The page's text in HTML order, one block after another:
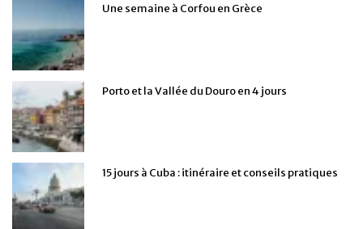
Une semaine à Corfou en Grèce
Porto et la Vallée du Douro en 4 jours
15 jours à Cuba : itinéraire et conseils pratiques